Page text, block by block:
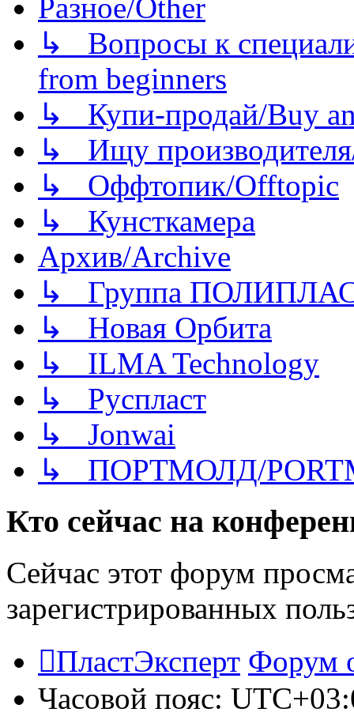
Разное/Other
↳ Вопросы к
from beginners
↳ Купи-продай/Buy
↳ Ищу
↳ Оффтопик/Offtopic
↳ Кунсткамера
Архив/Archive
↳ Группа
↳ Новая Орбита
↳ ILMA Technology
↳ Руспласт
↳ Jonwai
↳ ПОРТМОЛД/
Кто сейчас на
Сейчас этот форум
зарегистрированных
ПластЭксперт Форум
Часовой пояс: